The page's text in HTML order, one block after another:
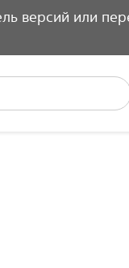
версий или